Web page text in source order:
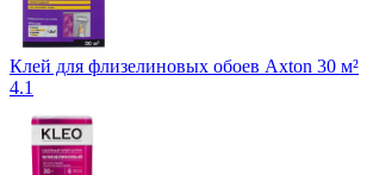
Клей для флизелиновых обоев Axton 30 м²
4.1